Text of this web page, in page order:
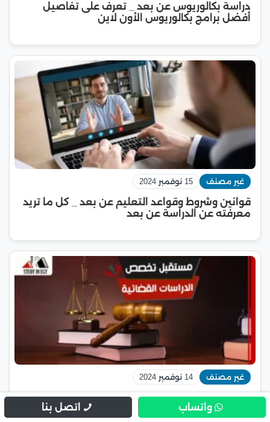
دراسة بكالوريوس عن بعد _ تعرف على تفاصيل
أفضل برامج بكالوريوس الأون لاين
غير مصنف 15 نوفمبر 2024
قوانين وشروط وقواعد التعليم عن بعد _ كل ما تريد
معرفته عن الدراسة عن بعد
غير مصنف 14 نوفمبر 2024
مستقبل تخصص الدراسات القضائية
واتساب
اتصل بنا